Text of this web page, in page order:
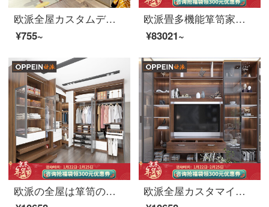
欧派全屋カスタムデポジット付加価値（特権予約金）食器棚99は200元に達して5千円以上使用します。
¥755~
欧派畳多機能箪笥家具セット畳＋箪笥カスタムコース値段
¥83021~
欧派の全屋は箪笥のクローゼットをオーダーメードして開放式の箪笥に入ることを注文して、式のクローゼットの部屋の全体の洋服だんすの小さい部屋型の寝室を注文して、トラトを注文して1399元/㎡します。
欧派全屋カスタマイズテレビキャビネットは現代客間空間キャビネット客間キャビネットを簡単に予約してカスタマイズします。特拉托1399/㎡テレビキャビネットの最初の平価（投影面積によって計算します。）